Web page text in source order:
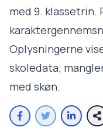
med 9.
Oplysningerne
skoledata;
med skøn.